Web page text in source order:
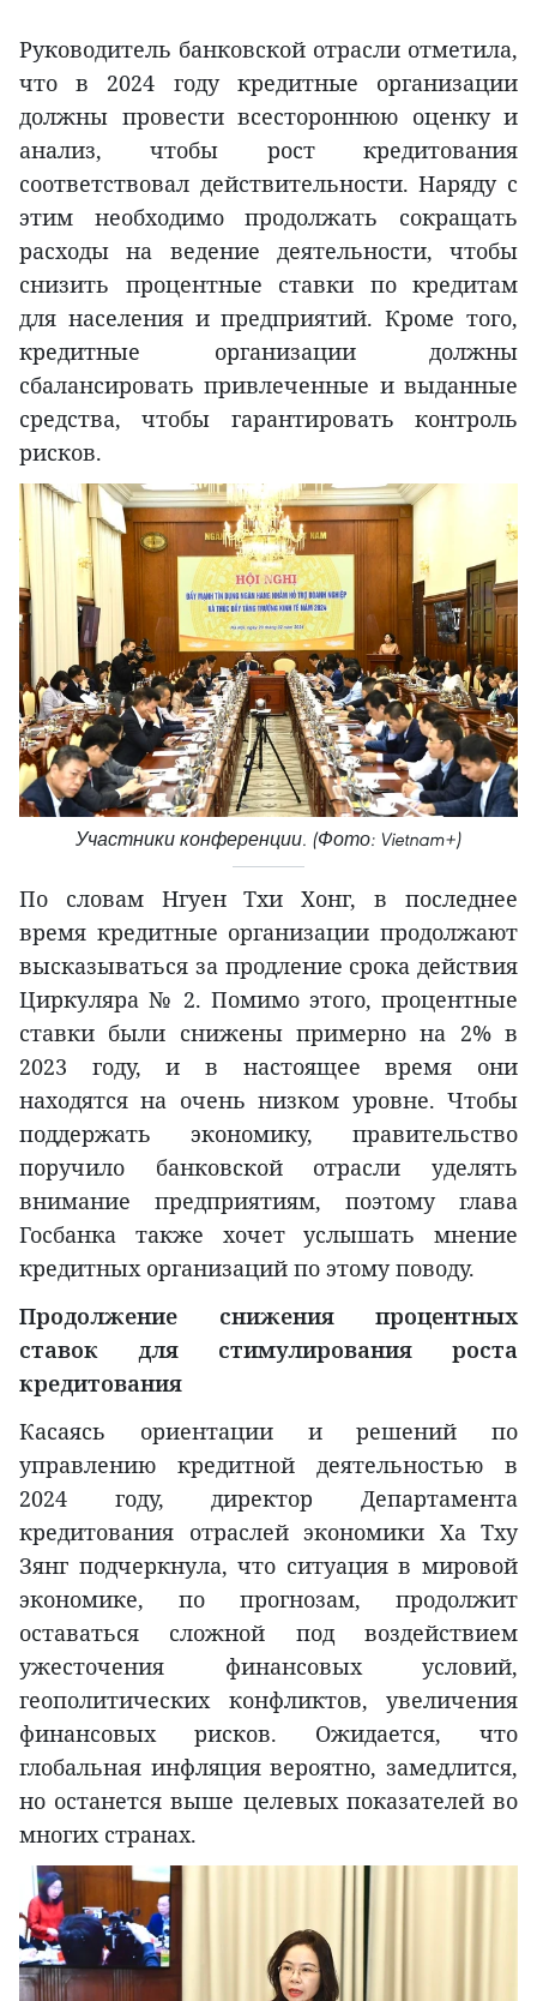
Руководитель банковской отрасли отметила,
что в 2024 году кредитные организации
должны провести всестороннюю оценку и
анализ, чтобы рост кредитования
соответствовал действительности. Наряду с
этим необходимо продолжать сокращать
расходы на ведение деятельности, чтобы
снизить процентные ставки по кредитам
для населения и предприятий. Кроме того,
кредитные организации должны
сбалансировать привлеченные и выданные
средства, чтобы гарантировать контроль
рисков.
Участники конференции. (Фото: Vietnam+)
По словам Нгуен Тхи Хонг, в последнее
время кредитные организации продолжают
высказываться за продление срока действия
Циркуляра № 2. Помимо этого, процентные
ставки были снижены примерно на 2% в
2023 году, и в настоящее время они
находятся на очень низком уровне. Чтобы
поддержать экономику, правительство
поручило банковской отрасли уделять
внимание предприятиям, поэтому глава
Госбанка также хочет услышать мнение
кредитных организаций по этому поводу.
Продолжение снижения процентных
ставок для стимулирования роста
кредитования
Касаясь ориентации и решений по
управлению кредитной деятельностью в
2024 году, директор Департамента
кредитования отраслей экономики Ха Тху
Зянг подчеркнула, что ситуация в мировой
экономике, по прогнозам, продолжит
оставаться сложной под воздействием
ужесточения финансовых условий,
геополитических конфликтов, увеличения
финансовых рисков. Ожидается, что
глобальная инфляция вероятно, замедлится,
но останется выше целевых показателей во
многих странах.